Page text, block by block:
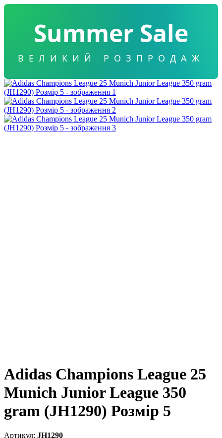
Summer Sale
ВЕЛИКИЙ РОЗПРОДАЖ
Adidas Champions League 25
Munich Junior League 350
gram (JH1290) Розмір 5
JH1290